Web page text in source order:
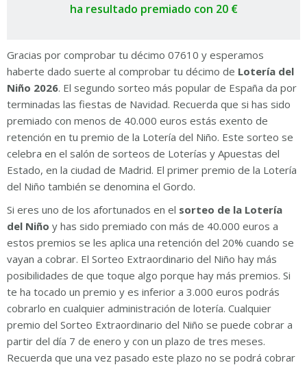
ha resultado premiado con 20 €
Gracias por comprobar tu décimo 07610 y esperamos
haberte dado suerte al comprobar tu décimo de Lotería del
Niño 2026. El segundo sorteo más popular de España da por
terminadas las fiestas de Navidad. Recuerda que si has sido
premiado con menos de 40.000 euros estás exento de
retención en tu premio de la Lotería del Niño. Este sorteo se
celebra en el salón de sorteos de Loterías y Apuestas del
Estado, en la ciudad de Madrid. El primer premio de la Lotería
del Niño también se denomina el Gordo.
Si eres uno de los afortunados en el sorteo de la Lotería
del Niño y has sido premiado con más de 40.000 euros a
estos premios se les aplica una retención del 20% cuando se
vayan a cobrar. El Sorteo Extraordinario del Niño hay más
posibilidades de que toque algo porque hay más premios. Si
te ha tocado un premio y es inferior a 3.000 euros podrás
cobrarlo en cualquier administración de lotería. Cualquier
premio del Sorteo Extraordinario del Niño se puede cobrar a
partir del día 7 de enero y con un plazo de tres meses.
Recuerda que una vez pasado este plazo no se podrá cobrar